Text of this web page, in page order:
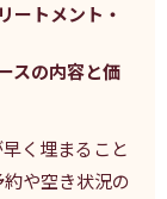
ートメント・
スの内容と価
く埋まること
や空き状況の